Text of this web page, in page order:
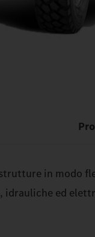
in modo
idrauliche ed